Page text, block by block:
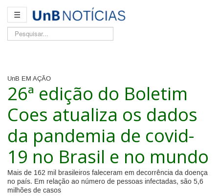
☰
Pesquisar...
UnB EM AÇÃO
26ª edição do Boletim
Coes atualiza os dados
da pandemia de covid-
19 no Brasil e no mundo
Mais de 162 mil brasileiros faleceram em decorrência da doença
no país. Em relação ao número de pessoas infectadas, são 5,6
milhões de casos